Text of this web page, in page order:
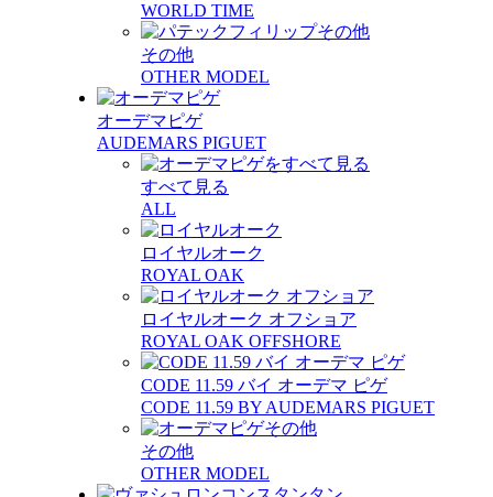
WORLD TIME
その他
OTHER MODEL
オーデマピゲ
AUDEMARS PIGUET
すべて見る
ALL
ロイヤルオーク
ROYAL OAK
ロイヤルオーク オフショア
ROYAL OAK OFFSHORE
CODE 11.59 バイ オーデマ ピゲ
CODE 11.59 BY AUDEMARS PIGUET
その他
OTHER MODEL